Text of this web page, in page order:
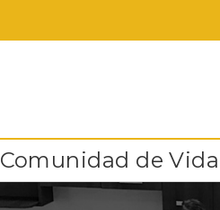
Comunidad de